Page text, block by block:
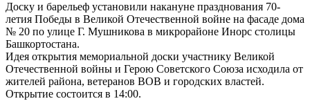
Доску и барельеф установили накануне празднования 70-
летия Победы в Великой Отечественной войне на фасаде дома
№ 20 по улице Г. Мушникова в микрорайоне Инорс столицы
Башкортостана.
Идея открытия мемориальной доски участнику Великой
Отечественной войны и Герою Советского Союза исходила от
жителей района, ветеранов ВОВ и городских властей.
Открытие состоится в 14:00.